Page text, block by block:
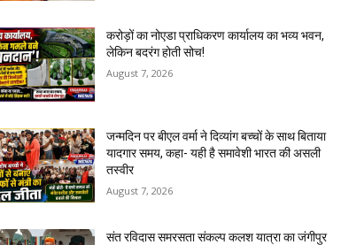
करोड़ों का नोएडा प्राधिकरण कार्यालय का भव्य भवन,
लेकिन बदरंग होती सोच!
August 7, 2026
जन्मदिन पर बीएल वर्मा ने दिव्यांग बच्चों के साथ बिताया
यादगार समय, कहा- यही है समावेशी भारत की असली
तस्वीर
August 7, 2026
संत रविदास समरसता संकल्प कलश यात्रा का जंगीपुर